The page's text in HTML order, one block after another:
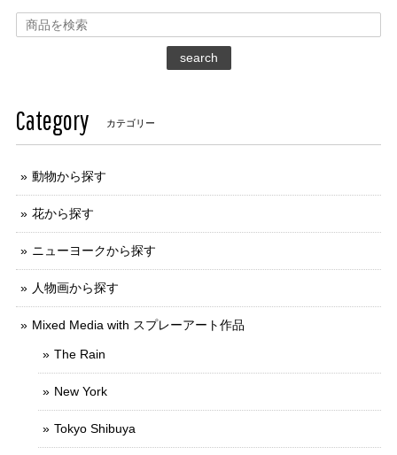
search
Category カテゴリー
動物から探す
花から探す
ニューヨークから探す
人物画から探す
Mixed Media with スプレーアート作品
The Rain
New York
Tokyo Shibuya